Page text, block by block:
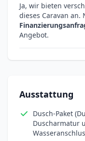
Ja, wir bieten
dieses Caravan an.
Angebot.
Ausstattung
Dusch-Paket
Duscharmatur